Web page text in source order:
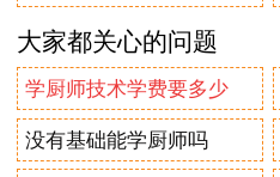
大家都关心的问题
学厨师技术学费要多少
没有基础能学厨师吗